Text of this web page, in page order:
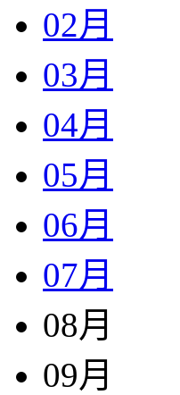
02月
03月
04月
05月
06月
07月
08月
09月